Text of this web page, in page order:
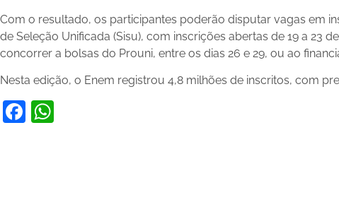
Com o resultado, os participantes poderão disputar vagas em
de Seleção Unificada (Sisu), com inscrições abertas de 19 a 23
concorrer a bolsas do Prouni, entre os dias 26 e 29, ou ao
Nesta edição, o Enem registrou 4,8 milhões de inscritos, com
Facebook